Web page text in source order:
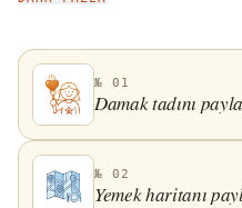
olarak kahvaltıda,
Nupe kara kelimesinden
Calas, başlangıçta
Creole sokak satıcıları
günümüzde New
kahvaltı ürünüdür.
№ 01
Damak tadını
№ 02
Yemek haritanı